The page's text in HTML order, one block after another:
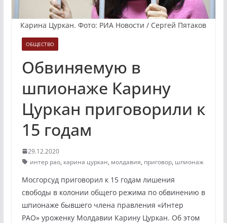
Карина Цуркан. Фото: РИА Новости / Сергей Пятаков
ОБЩЕСТВО
Обвиняемую в
шпионаже Карину
Цуркан приговорили к
15 годам
29.12.2020
интер рао, карина цуркан, молдавия, приговор, шпионаж
Мосгорсуд приговорил к 15 годам лишения
свободы в колонии общего режима по обвинению в
шпионаже бывшего члена правления «Интер
РАО» уроженку Молдавии Карину Цуркан. Об этом